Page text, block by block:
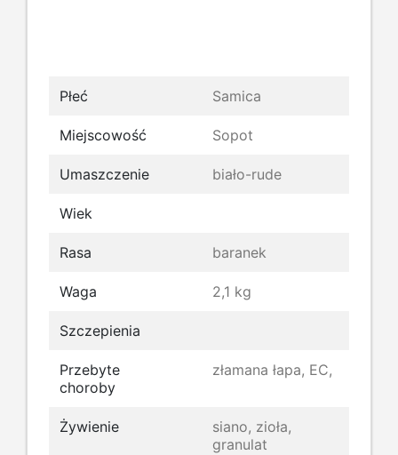
Płeć Samica
Miejscowość Sopot
Umaszczenie biało-rude
Wiek
Rasa baranek
Waga 2,1 kg
Szczepienia
Przebyte
choroby
złamana łapa, EC,
Żywienie
siano, zioła,
granulat